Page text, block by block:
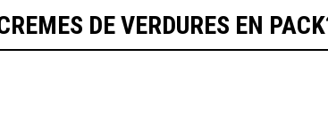
DE VERDURES EN